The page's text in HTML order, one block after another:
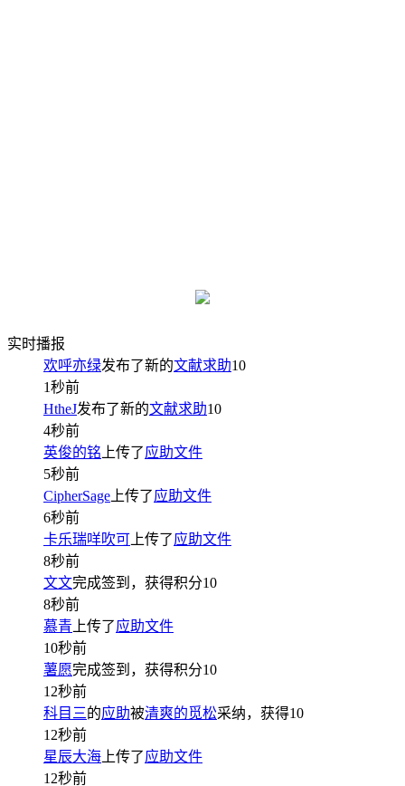
实时播报
欢呼亦绿发布了新的文献求助10
1秒前
HtheJ发布了新的文献求助10
4秒前
英俊的铭 上传了应助文件
5秒前
CipherSage 上传了应助文件
6秒前
卡乐瑞咩吹可 上传了应助文件
8秒前
文文完成签到，获得积分10
8秒前
慕青 上传了应助文件
10秒前
薯愿完成签到，获得积分10
12秒前
科目三的应助被清爽的觅松采纳，获得10
12秒前
星辰大海 上传了应助文件
12秒前